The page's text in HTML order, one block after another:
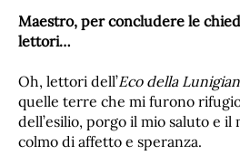
Maestro, per concludere le
lettori…
Oh, lettori dell’Eco della
quelle terre che mi furono
dell’esilio, porgo il mio saluto e
colmo di affetto e speranza.